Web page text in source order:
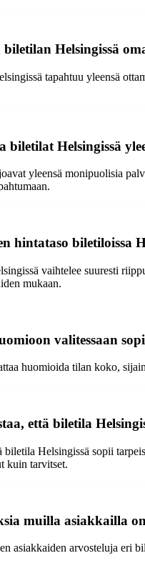
Helsingissä
tapahtuu yleensä
biletilat Helsingissä
yleensä monipuolisia
hintataso biletiloissa
vaihtelee suuresti
mukaan.
valitessaan
huomioida tilan koko,
että biletila
biletila Helsingissä sopii
kuin tarvitset.
muilla asiakkailla
asiakkaiden arvosteluja eri